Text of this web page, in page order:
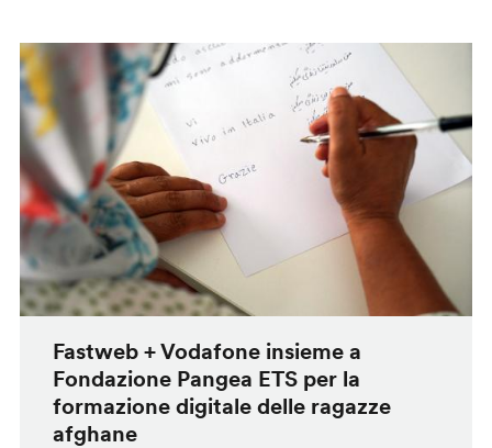
Fastweb + Vodafone insieme a
Fondazione Pangea ETS per la
formazione digitale delle ragazze
afghane